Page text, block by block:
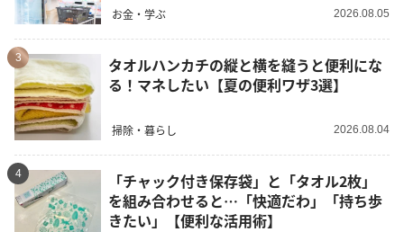
お金・学ぶ 2026.08.05
3
タオルハンカチの縦と横を縫うと便利にな
る！マネしたい【夏の便利ワザ3選】
掃除・暮らし 2026.08.04
4
「チャック付き保存袋」と「タオル2枚」
を組み合わせると…「快適だわ」「持ち歩
きたい」【便利な活用術】